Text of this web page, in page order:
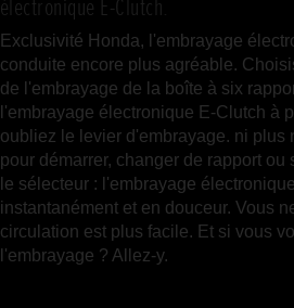
électronique E-Clutch.
Exclusivité Honda, l'embrayage
conduite encore plus agréable.
de l'embrayage de la boîte à six
l'embrayage électronique E-Clutch à
oubliez le levier d'embrayage. ni plus
pour démarrer, changer de rapport ou
le sélecteur : l'embrayage
instantanément et en douceur. Vous
circulation est plus facile. Et si vous
l'embrayage ? Allez-y.